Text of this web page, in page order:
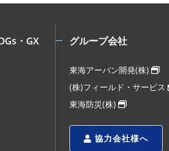
・GX グループ会社
東海アーバン開発(株)
(株)フィールド・サービス
東海防災(株)
協力会社様へ